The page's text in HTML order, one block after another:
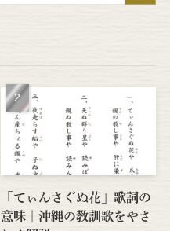
「てぃんさぐぬ花」歌詞の
意味｜沖縄の教訓歌をやさ